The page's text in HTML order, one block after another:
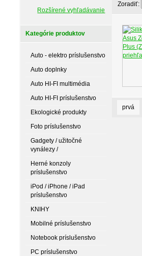
Rozšírené vyhľadávanie
Kategórie produktov
Auto - elektro príslušenstvo
Auto doplnky
Auto HI-FI multimédia
Auto HI-FI príslušenstvo
Ekologické produkty
Foto príslušenstvo
Gadgety / užitočné
vynálezy /
Herné konzoly
príslušenstvo
iPod / iPhone / iPad
príslušenstvo
KNIHY
Mobilné príslušenstvo
Notebook príslušenstvo
PC príslušenstvo
Zoradiť:
prvá